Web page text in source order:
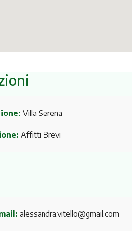
Villa Serena
Affitti Brevi
alessandra.vitello@gmail.com